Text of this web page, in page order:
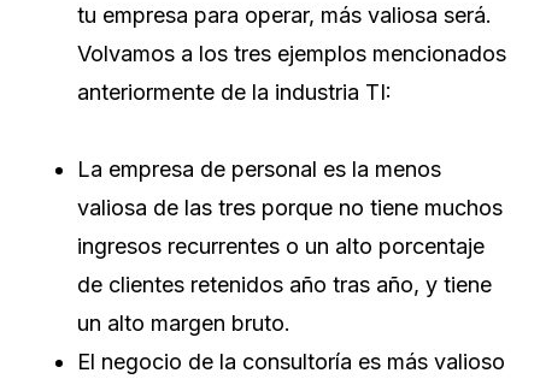
tu empresa para operar, más valiosa será.
Volvamos a los tres ejemplos mencionados
anteriormente de la industria TI:
La empresa de personal es la menos
valiosa de las tres porque no tiene muchos
ingresos recurrentes o un alto porcentaje
de clientes retenidos año tras año, y tiene
un alto margen bruto.
El negocio de la consultoría es más valioso